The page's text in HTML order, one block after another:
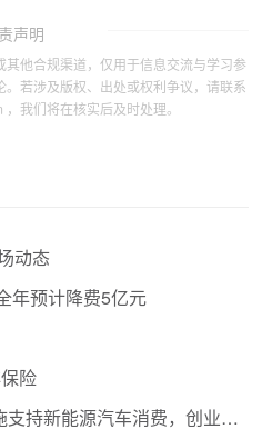
声明
他合规渠道，仅用于信息交流与学习参
若涉及版权、出处或权利争议，请联系
我们将在核实后及时处理。
动态
年预计降费5亿元
险
持新能源汽车消费，创业板